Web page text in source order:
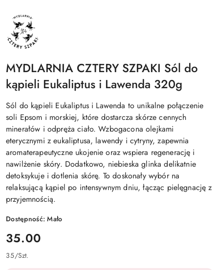
NAZWA
PRODUCENTA:
MYDLARNIA
CZTERY
SZPAKI
MYDLARNIA CZTERY SZPAKI Sól do
kąpieli Eukaliptus i Lawenda 320g
Sól do kąpieli Eukaliptus i Lawenda to unikalne połączenie
soli Epsom i morskiej, które dostarcza skórze cennych
minerałów i odpręża ciało. Wzbogacona olejkami
eterycznymi z eukaliptusa, lawendy i cytryny, zapewnia
aromaterapeutyczne ukojenie oraz wspiera regenerację i
nawilżenie skóry. Dodatkowo, niebieska glinka delikatnie
detoksykuje i dotlenia skórę. To doskonały wybór na
relaksującą kąpiel po intensywnym dniu, łącząc pielęgnację z
przyjemnością.
Dostępność:Mało
cena:
35.00
35/Szt.